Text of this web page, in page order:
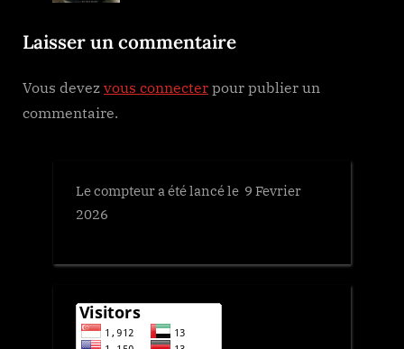
o
t
:
Laisser un commentaire
Vous devez vous connecter pour publier un
commentaire.
Le compteur a été lancé le 9 Fevrier
2026